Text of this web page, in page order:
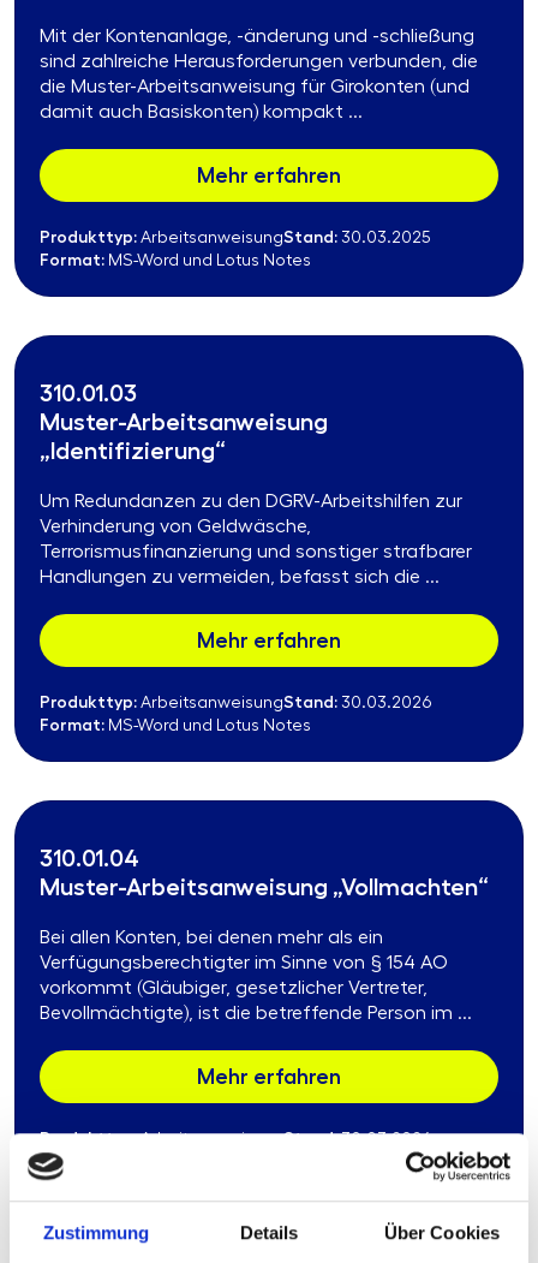
Zustimmung Details Über Cookies
Mit der Kontenanlage, -änderung und -schließung
sind zahlreiche Herausforderungen verbunden, die
die Muster-Arbeitsanweisung für Girokonten (und
damit auch Basiskonten) kompakt ...
Mehr erfahren
Produkttyp: ArbeitsanweisungStand: 30.03.2025
Format: MS-Word und Lotus Notes
310.01.03
Muster-Arbeitsanweisung
„Identifizierung“
Um Redundanzen zu den DGRV-Arbeitshilfen zur
Verhinderung von Geldwäsche,
Terrorismusfinanzierung und sonstiger strafbarer
Handlungen zu vermeiden, befasst sich die ...
Mehr erfahren
Produkttyp: ArbeitsanweisungStand: 30.03.2026
Format: MS-Word und Lotus Notes
310.01.04
Muster-Arbeitsanweisung „Vollmachten“
Bei allen Konten, bei denen mehr als ein
Verfügungsberechtigter im Sinne von § 154 AO
vorkommt (Gläubiger, gesetzlicher Vertreter,
Bevollmächtigte), ist die betreffende Person im ...
Mehr erfahren
Produkttyp:ArbeitsanweisungStand:30.03.2026
Format: